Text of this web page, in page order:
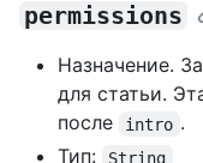
permissions
Назначение.
для статьи.
после
intro .
Тип:
String